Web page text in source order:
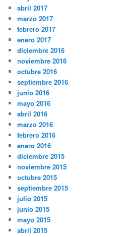
abril 2017
marzo 2017
febrero 2017
enero 2017
diciembre 2016
noviembre 2016
octubre 2016
septiembre 2016
junio 2016
mayo 2016
abril 2016
marzo 2016
febrero 2016
enero 2016
diciembre 2015
noviembre 2015
octubre 2015
septiembre 2015
julio 2015
junio 2015
mayo 2015
abril 2015